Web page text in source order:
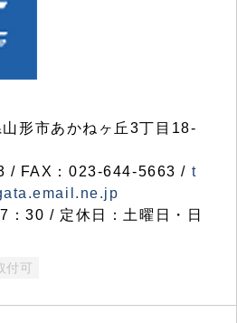
形市あかねヶ丘3丁目18-
/ FAX：023-644-5663 / t
：30 / 定休日：土曜日・日
付可